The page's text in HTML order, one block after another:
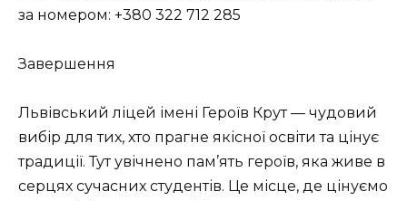
за номером: +380 322 712 285
Завершення
Львівський ліцей імені Героїв Крут — чудовий
вибір для тих, хто прагне якісної освіти та цінує
традиції. Тут увічнено пам’ять героїв, яка живе в
серцях сучасних студентів. Це місце, де цінуємо